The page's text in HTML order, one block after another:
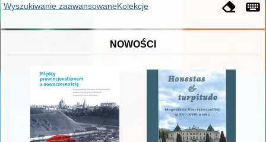
Wyszukiwanie zaawansowaneKolekcje
NOWOŚCI